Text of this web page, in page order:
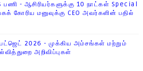
பணி - ஆசிரியர்களுக்கு 10 நாட்கள் Special
கோரிய மனுவுக்கு CEO அவர்களின் பதில்
2026 - முக்கிய அம்சங்கள் மற்றும்
அறிவிப்புகள்